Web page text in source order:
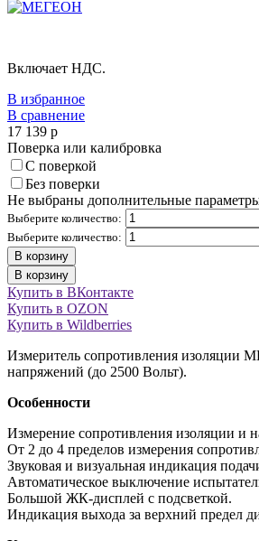
Включает НДС.
В избранное
В сравнение
17 139 p
Поверка или калибровка
С поверкой
Без поверки
Не выбраны дополнительные
Выберите количество:
Выберите количество:
В корзину
В корзину
Купить в ВКонтакте
Купить в OZON
Купить в Wildberries
Измеритель сопротивления изоляции
напряжений (до 2500 Вольт).
Особенности
Измерение сопротивления изоляции и
От 2 до 4 пределов измерения
Звуковая и визуальная индикация
Автоматическое выключение
Большой ЖК-дисплей с подсветкой.
Индикация выхода за верхний предел